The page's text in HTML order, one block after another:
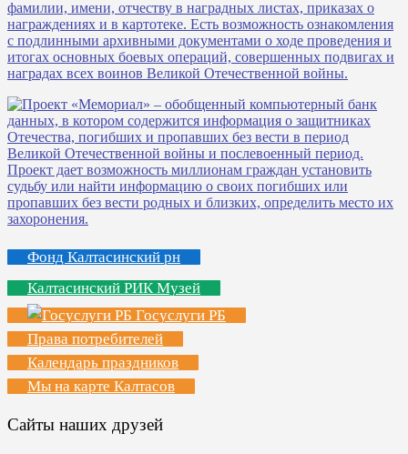
Фонд Калтасинский рн
Калтасинский РИК Музей
Госуслуги РБ
Права потребителей
Календарь праздников
Мы на карте Калтасов
Сайты наших друзей